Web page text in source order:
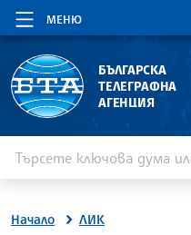
МЕНЮ
БЪЛГАРСКА
ТЕЛЕГРАФНА
АГЕНЦИЯ
Начало ЛИК